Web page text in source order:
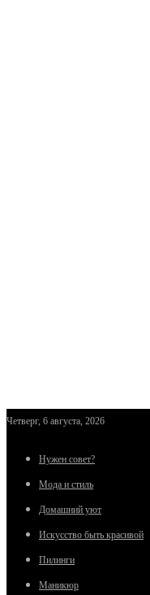
Четверг, 6 августа, 2026
Нужен совет?
Мода и стиль
Домашний уют
Искусство быть красивой
Пилинги
Маникюр